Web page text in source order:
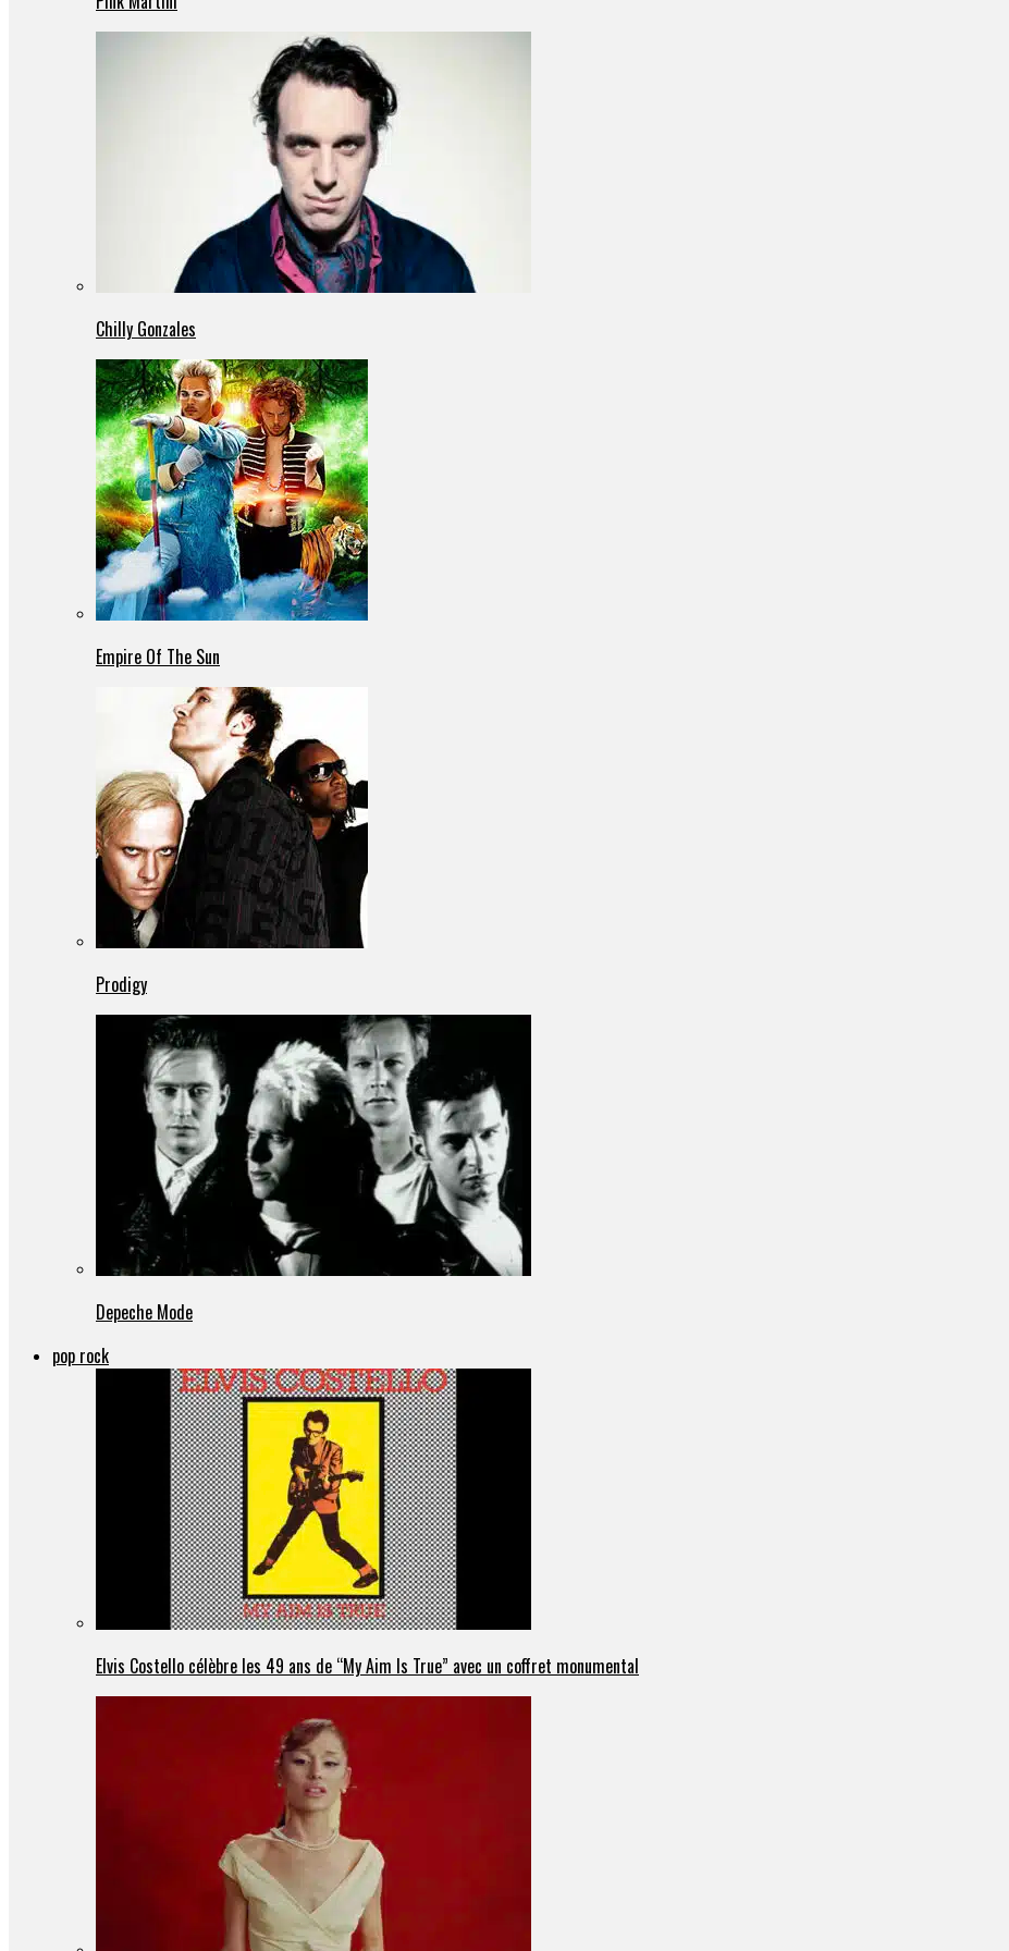
Chilly Gonzales
Empire Of The Sun
Prodigy
Depeche Mode
pop rock
Elvis Costello célèbre les 49 ans de “My Aim Is True” avec un coffret monumental